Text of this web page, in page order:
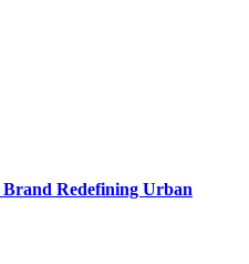
Redefining Urban